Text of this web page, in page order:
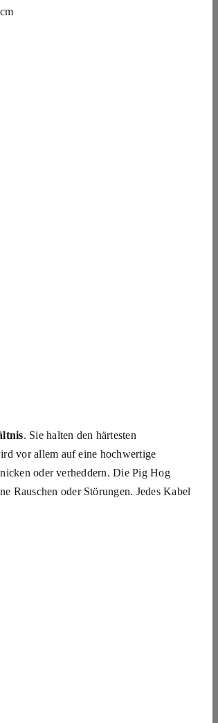
. Sie halten den härtesten
vor allem auf eine hochwertige
oder verheddern. Die Pig Hog
Rauschen oder Störungen. Jedes Kabel